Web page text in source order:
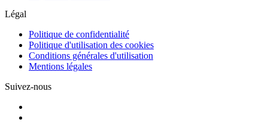
Légal
Politique de confidentialité
Politique d'utilisation des cookies
Conditions générales d'utilisation
Mentions légales
Suivez-nous